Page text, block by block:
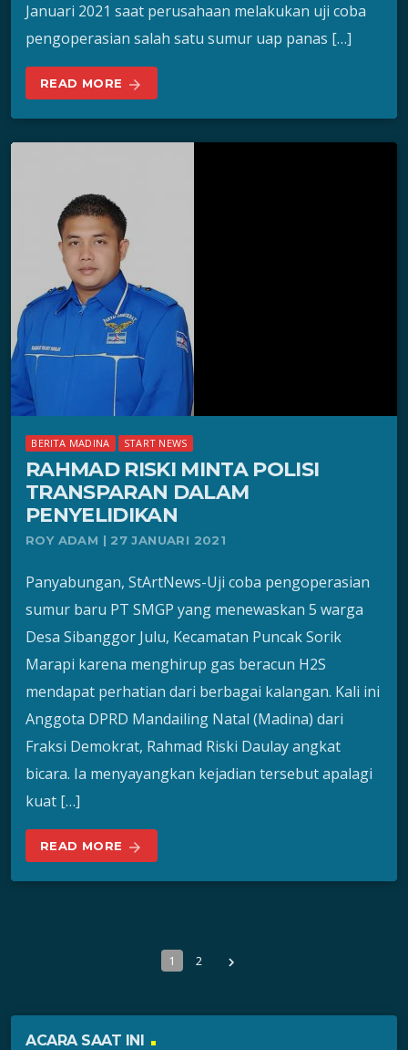
Januari 2021 saat perusahaan melakukan uji coba
pengoperasian salah satu sumur uap panas […]
READ MORE arrow_forward
BERITA MADINA START NEWS
RAHMAD RISKI MINTA POLISI
TRANSPARAN DALAM
PENYELIDIKAN
ROY ADAM | 27 JANUARI 2021
Panyabungan, StArtNews-Uji coba pengoperasian
sumur baru PT SMGP yang menewaskan 5 warga
Desa Sibanggor Julu, Kecamatan Puncak Sorik
Marapi karena menghirup gas beracun H2S
mendapat perhatian dari berbagai kalangan. Kali ini
Anggota DPRD Mandailing Natal (Madina) dari
Fraksi Demokrat, Rahmad Riski Daulay angkat
bicara. Ia menyayangkan kejadian tersebut apalagi
kuat […]
READ MORE arrow_forward
1 2 navigate_next
ACARA SAAT INI